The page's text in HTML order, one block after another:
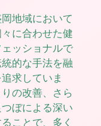
地域において
に合わせた健
ッショナルで
的な手法を融
求していま
の改善、さら
ぼによる深い
ことで、多く